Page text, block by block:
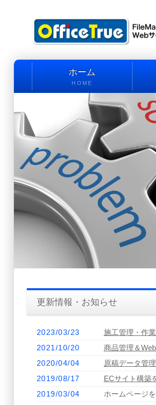
ホーム
HOME
更新情報・お知らせ
2023/03/23
施工管理・作
2021/10/20
商品管理＆
2020/04/04
原稿データ管
2019/08/17
ECサイト構築
2019/03/04
ホームページ